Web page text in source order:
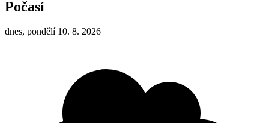
Počasí
dnes, pondělí 10. 8. 2026